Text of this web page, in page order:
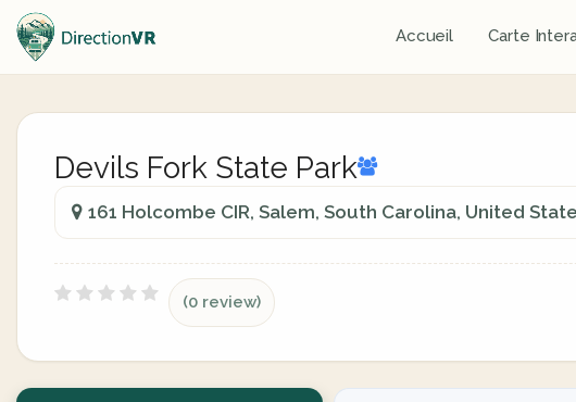
Accueil Carte
Devils Fork State Park
161 Holcombe CIR, Salem, South Carolina, United
(0 review)